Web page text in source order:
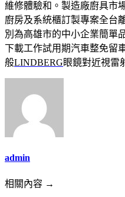
維修體驗和。製造廠廚具市
廚房及系統櫃訂製專案全台
別為高雄市的中小企業簡單
下載工作試用期汽車整免留
般LINDBERG眼鏡對近視雷
admin
相關內容 →